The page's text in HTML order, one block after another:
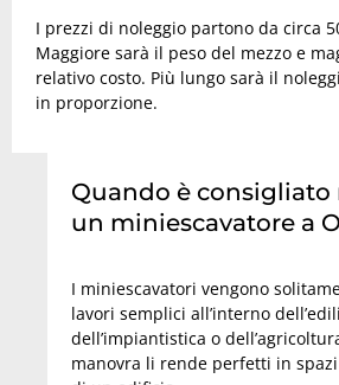
I prezzi di noleggio partono da circa
Maggiore sarà il peso del mezzo e
relativo costo. Più lungo sarà il
in proporzione.
Quando è
un miniescavatore a
I miniescavatori vengono
lavori semplici all’interno
dell’impiantistica o
manovra li rende perfetti in